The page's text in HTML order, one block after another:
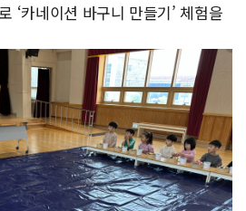
‘카네이션 바구니 만들기’ 체험을